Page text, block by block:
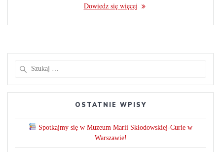
Dowiedz się więcej
OSTATNIE WPISY
Spotkajmy się w Muzeum Marii Skłodowskiej-Curie w
Warszawie!